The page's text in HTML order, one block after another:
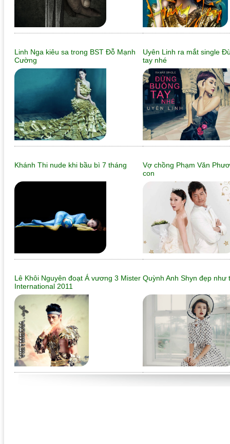
Linh Nga kiêu sa trong BST Đỗ Mạnh
Cường
Uyên Linh ra mắt single
tay nhé
Khánh Thi nude khi bầu bì 7 tháng
Vợ chồng Phạm Văn
con
Lê Khôi Nguyên đoạt Á vương 3 Mister
International 2011
Quỳnh Anh Shyn đẹp như